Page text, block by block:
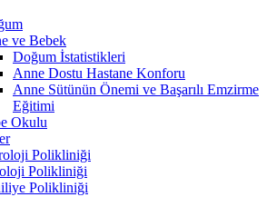
ve Bebek
Doğum İstatistikleri
Anne Dostu Hastane Konforu
Anne Sütünün Önemi ve Başarılı Emzirme
Eğitimi
Okulu
Polikliniği
Polikliniği
Polikliniği